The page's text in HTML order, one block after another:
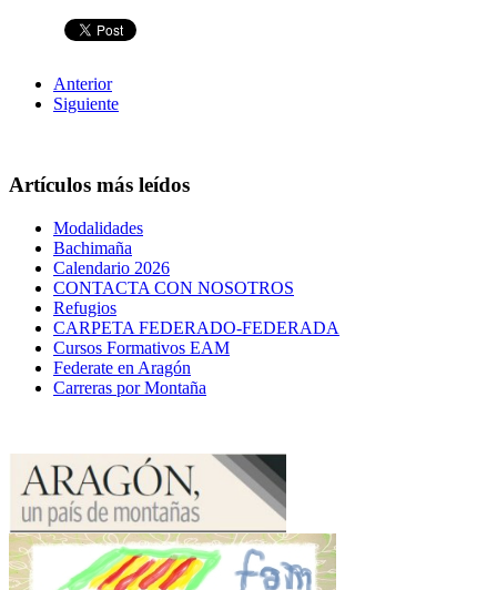
Anterior
Siguiente
Artículos más leídos
Modalidades
Bachimaña
Calendario 2026
CONTACTA CON NOSOTROS
Refugios
CARPETA FEDERADO-FEDERADA
Cursos Formativos EAM
Federate en Aragón
Carreras por Montaña